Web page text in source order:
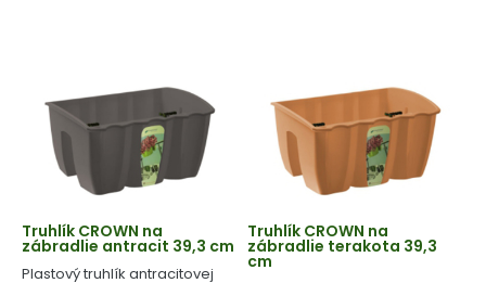
Truhlík CROWN na
zábradlie antracit 39,3 cm
Plastový truhlík antracitovej
Truhlík CROWN na
zábradlie terakota 39,3
cm